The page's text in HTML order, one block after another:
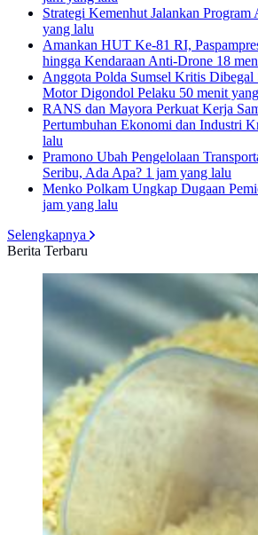
Strategi Kemenhut Jalankan
yang lalu
Amankan HUT Ke-81 RI,
hingga Kendaraan Anti-Drone 18
Anggota Polda Sumsel Kritis Dibegal
Motor Digondol Pelaku 50 menit
RANS dan Mayora Perkuat Kerja
Pertumbuhan Ekonomi dan Industri
lalu
Pramono Ubah Pengelolaan
Seribu, Ada Apa? 1 jam yang lalu
Menko Polkam Ungkap Dugaan
jam yang lalu
Selengkapnya
Berita Terbaru